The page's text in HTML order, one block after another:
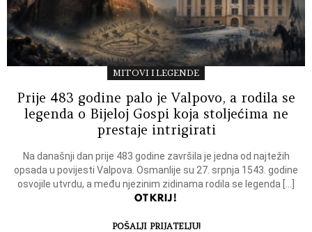
MITOVI I LEGENDE
Prije 483 godine palo je Valpovo, a rodila se
legenda o Bijeloj Gospi koja stoljećima ne
prestaje intrigirati
Na današnji dan prije 483 godine završila je jedna od najtežih
opsada u povijesti Valpova. Osmanlije su 27. srpnja 1543. godine
osvojile utvrdu, a među njezinim zidinama rodila se legenda […]
OTKRIJ!
POŠALJI PRIJATELJU!